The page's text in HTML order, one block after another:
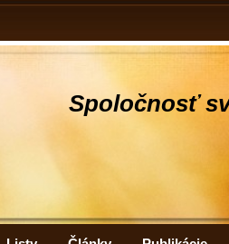
Spoločnosť